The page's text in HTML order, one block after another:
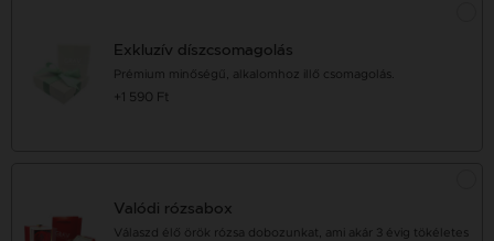
Exkluzív díszcsomagolás
Prémium minőségű, alkalomhoz illő csomagolás.
+1 590 Ft
Valódi rózsabox
Válaszd élő örök rózsa dobozunkat, ami akár 3 évig tökéletes